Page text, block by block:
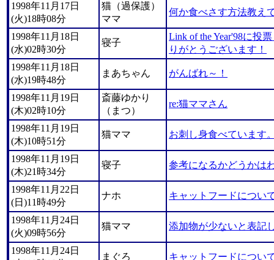
1998年11月17日
(火)18時08分
猫（過保護）
ママ
何か食べさす方法教え
1998年11月18日
(水)02時30分
寝子
Link of the Year'98に投
りがとうございます！
1998年11月18日
(水)19時48分
まあちゃん がんばれ～！
1998年11月19日
(木)02時10分
斎藤ゆかり
（まつ）
re:猫ママさん
1998年11月19日
(木)10時51分
猫ママ お刺し身食べています
1998年11月19日
(木)21時34分
寝子 参考になるかどうかは
1998年11月22日
(日)11時49分
ナホ キャットフードについ
1998年11月24日
(火)09時56分
猫ママ 添加物が少ないと表記
1998年11月24日
まぐろ キャットフードについ